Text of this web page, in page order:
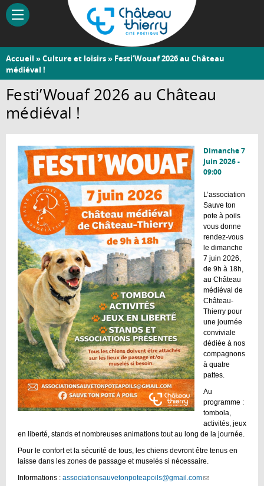
Aller
contenu
Château-
Thierry
Vous
êtes
ici
Accueil »Culture et loisirs» Festi’Wouaf 2026 au Château
médiéval !
Festi’Wouaf 2026 au Château
médiéval !
Dimanche 7
Juin 2026 -
09:00
L’association
Sauve ton
pote à poils
vous donne
rendez-vous
le dimanche
7 juin 2026,
de 9h à 18h,
au Château
médiéval de
Château-
Thierry pour
une journée
conviviale
dédiée à nos
compagnons
à quatre
pattes.
Au
programme :
tombola,
activités, jeux
en liberté, stands et nombreuses animations tout au long de la journée.
Pour le confort et la sécurité de tous, les chiens devront être tenus en
laisse dans les zones de passage et muselés si nécessaire.
Informations : associationsauvetonpoteapoils@gmail.com(link